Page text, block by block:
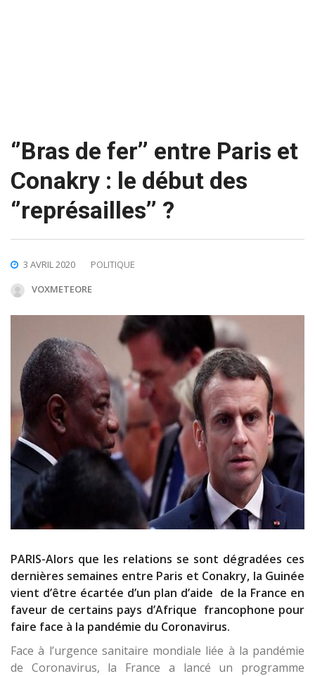
‘’Bras de fer’’ entre Paris et
Conakry : le début des
‘’représailles’’ ?
3 AVRIL 2020
POLITIQUE
VOXMETEORE
PARIS-Alors que les relations se sont dégradées ces
dernières semaines entre Paris et Conakry, la Guinée
vient d’être écartée d’un plan d’aide de la France en
faveur de certains pays d’Afrique francophone pour
faire face à la pandémie du Coronavirus.
Face à l’urgence sanitaire mondiale liée à la pandémie
de Coronavirus, la France a lancé un programme